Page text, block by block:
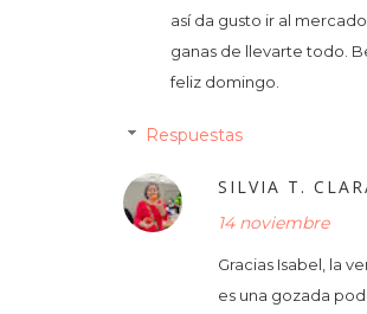
así da gusto ir al
ganas de llevarte todo.
feliz domingo.
Respuestas
SILVIA T.
14 noviembre
Gracias Isabel, la
es una gozada